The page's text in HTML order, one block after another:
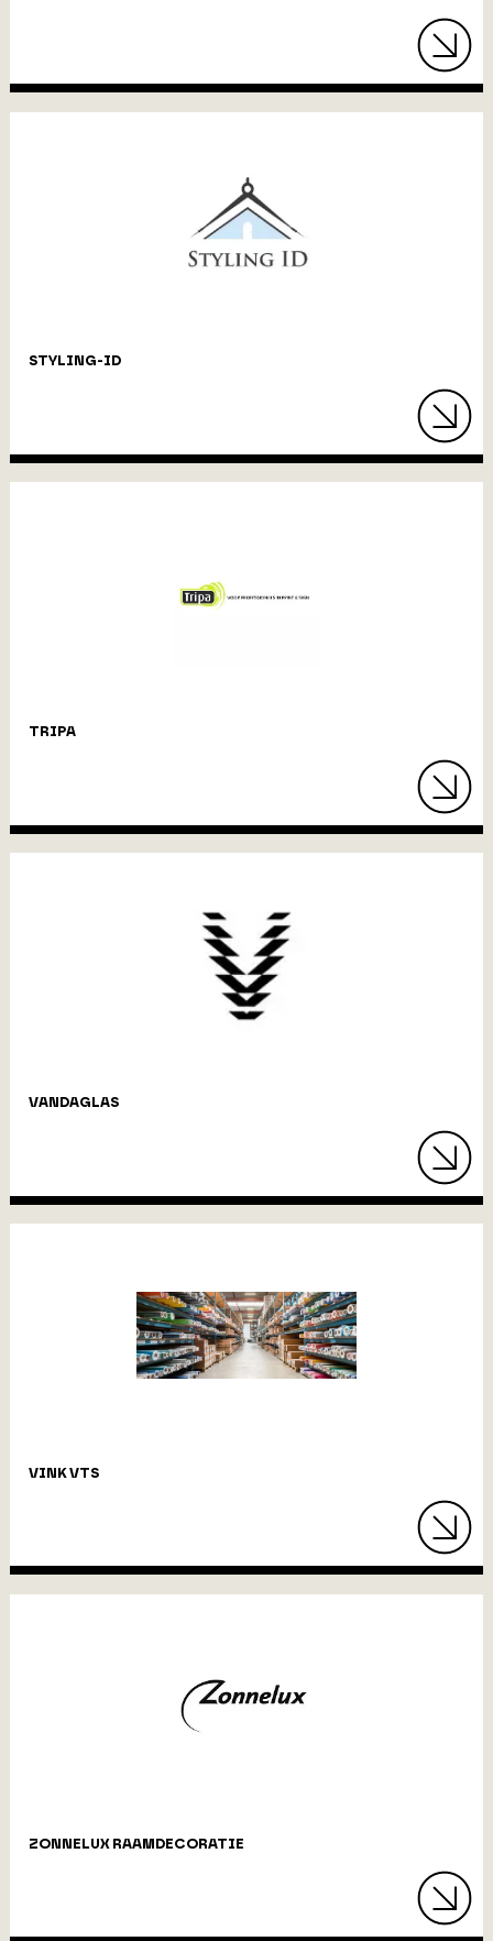
STYLING-ID
TRIPA
VANDAGLAS
VINK VTS
ZONNELUX RAAMDECORATIE